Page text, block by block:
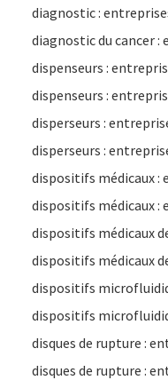
diagnostic :
diagnostic du cancer :
dispenseurs :
dispenseurs :
disperseurs :
disperseurs :
dispositifs médicaux :
dispositifs médicaux :
dispositifs
dispositifs
disques de rupture :
disques de rupture :